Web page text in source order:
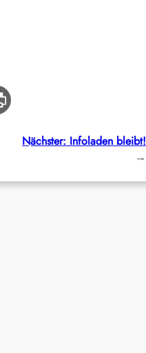
Nächster: Infoladen bleibt!
→